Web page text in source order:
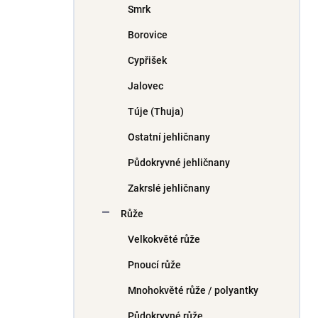
Smrk
Borovice
Cypřišek
Jalovec
Túje (Thuja)
Ostatní jehličnany
Půdokryvné jehličnany
Zakrslé jehličnany
Růže
Velkokvěté růže
Pnoucí růže
Mnohokvěté růže / polyantky